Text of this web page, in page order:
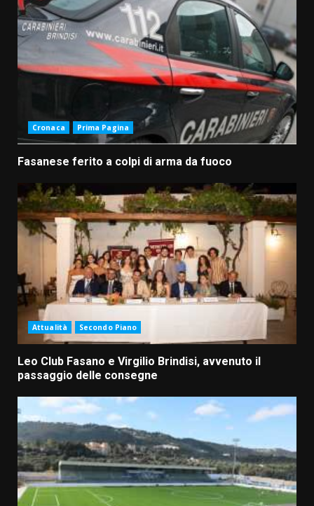
Cronaca Prima Pagina
Fasanese ferito a colpi di arma da fuoco
Attualità Secondo Piano
Leo Club Fasano e Virgilio Brindisi, avvenuto il
passaggio delle consegne